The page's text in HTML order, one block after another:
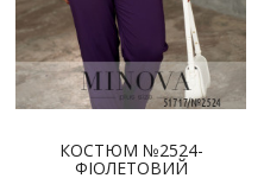
КОСТЮМ №2524-
ФІОЛЕТОВИЙ